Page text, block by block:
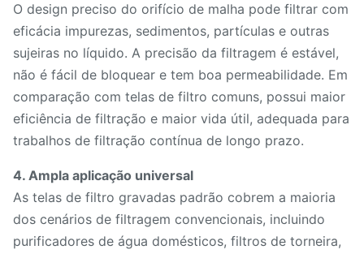
O design preciso do orifício de malha pode filtrar com
eficácia impurezas, sedimentos, partículas e outras
sujeiras no líquido. A precisão da filtragem é estável,
não é fácil de bloquear e tem boa permeabilidade. Em
comparação com telas de filtro comuns, possui maior
eficiência de filtração e maior vida útil, adequada para
trabalhos de filtração contínua de longo prazo.
4. Ampla aplicação universal
As telas de filtro gravadas padrão cobrem a maioria
dos cenários de filtragem convencionais, incluindo
purificadores de água domésticos, filtros de torneira,